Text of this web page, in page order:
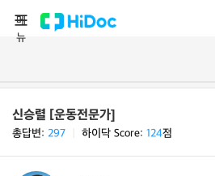
메
뉴
신승렬 [운동전문가]
총답변: 297 하이닥 Score: 124점